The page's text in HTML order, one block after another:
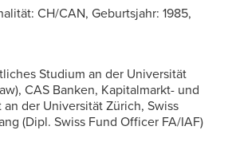
CH/CAN, Geburtsjahr: 1985,
Studium an der Universität
CAS Banken, Kapitalmarkt- und
der Universität Zürich, Swiss
(Dipl. Swiss Fund Officer FA/IAF)